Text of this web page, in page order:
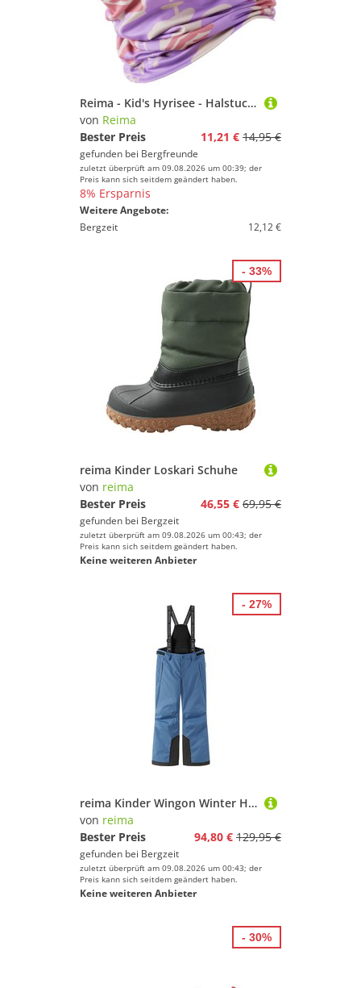
Reima - Kid's Hyrisee - Halstuch Gr 52-58 cm lila
von Reima
Bester Preis
11,21 € 14,95 €
gefunden bei Bergfreunde
zuletzt überprüft am 09.08.2026 um 00:39; der
Preis kann sich seitdem geändert haben.
8% Ersparnis
Weitere Angebote:
Bergzeit
12,12 €
reima Kinder Loskari Schuhe
von reima
Bester Preis
46,55 € 69,95 €
gefunden bei Bergzeit
zuletzt überprüft am 09.08.2026 um 00:43; der
Preis kann sich seitdem geändert haben.
Keine weiteren Anbieter
- 33%
reima Kinder Wingon Winter Hose
von reima
Bester Preis
94,80 € 129,95 €
gefunden bei Bergzeit
zuletzt überprüft am 09.08.2026 um 00:43; der
Preis kann sich seitdem geändert haben.
Keine weiteren Anbieter
- 27%
- 30%